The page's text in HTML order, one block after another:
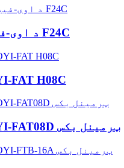
د اوی-فیټ F24C
FAT H08C
OYI-FAT08D ټرمینل بکس